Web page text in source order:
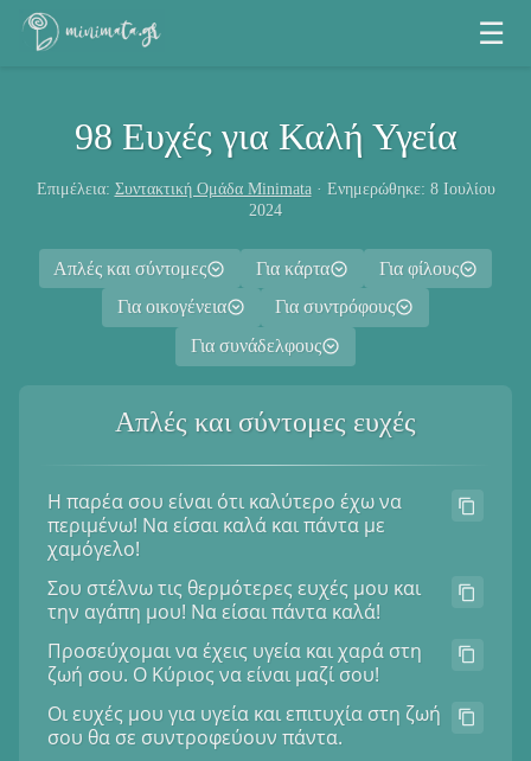
☰
98 Ευχές για Καλή Υγεία
Επιμέλεια: Συντακτική Ομάδα Minimata· Ενημερώθηκε: 8 Ιουλίου
2024
Απλές και σύντομες Για κάρτα
Για φίλους
Για οικογένεια
Για συντρόφους
Για συνάδελφους
Απλές και σύντομες ευχές
Η παρέα σου είναι ότι καλύτερο έχω να
περιμένω! Να είσαι καλά και πάντα με
χαμόγελο!
Σου στέλνω τις θερμότερες ευχές μου και
την αγάπη μου! Να είσαι πάντα καλά!
Προσεύχομαι να έχεις υγεία και χαρά στη
ζωή σου. Ο Κύριος να είναι μαζί σου!
Οι ευχές μου για υγεία και επιτυχία στη ζωή
σου θα σε συντροφεύουν πάντα.